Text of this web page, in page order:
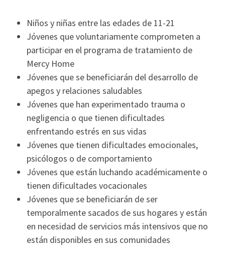
Niños y niñas entre las edades de 11-21
Jóvenes que voluntariamente comprometen a
participar en el programa de tratamiento de
Mercy Home
Jóvenes que se beneficiarán del desarrollo de
apegos y relaciones saludables
Jóvenes que han experimentado trauma o
negligencia o que tienen dificultades
enfrentando estrés en sus vidas
Jóvenes que tienen dificultades emocionales,
psicólogos o de comportamiento
Jóvenes que están luchando académicamente o
tienen dificultades vocacionales
Jóvenes que se beneficiarán de ser
temporalmente sacados de sus hogares y están
en necesidad de servicios más intensivos que no
están disponibles en sus comunidades